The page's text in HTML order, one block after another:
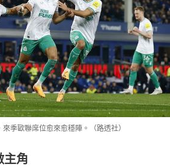
季歐聯席位愈來愈穩陣。（路透社）
主角